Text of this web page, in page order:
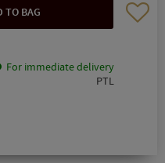
Add to
For immediate delivery
PTL